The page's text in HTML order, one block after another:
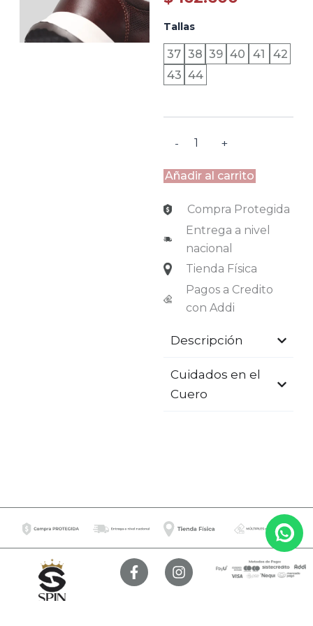
was:
$ 271.000.
is:
$ 162.600.
Tallas
37 38 39 40 41
42
43 44
-
LYON
-
COGNAC
cantidad
+
Añadir al carrito
Compra Protegida
Entrega a nivel
nacional
Tienda Física
Pagos a Credito
con Addi
Descripción
Cuidados en el
Cuero
F
a
I
n